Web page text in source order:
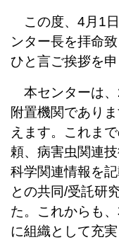
この度、4月1
ンター長を拝命
ひと言ご挨拶を申
本センターは、
附置機関であり
えます。これま
頼、病害虫関連
科学関連情報を
との共同/受託研
た。これからも
に組織として充実